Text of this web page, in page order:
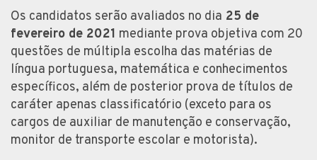
Os candidatos serão avaliados no dia 25 de
fevereiro de 2021 mediante prova objetiva com 20
questões de múltipla escolha das matérias de
língua portuguesa, matemática e conhecimentos
específicos, além de posterior prova de títulos de
caráter apenas classificatório (exceto para os
cargos de auxiliar de manutenção e conservação,
monitor de transporte escolar e motorista).